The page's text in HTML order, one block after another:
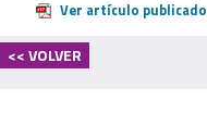
Ver artículo publicado
<< VOLVER